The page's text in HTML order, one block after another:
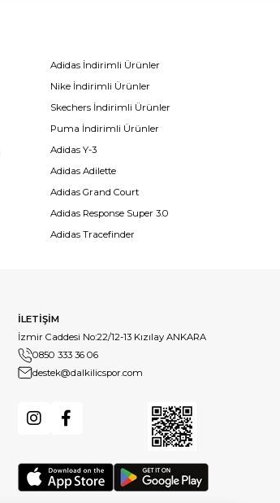
Adidas İndirimli Ürünler
Nike İndirimli Ürünler
Skechers İndirimli Ürünler
Puma İndirimli Ürünler
Adidas Y-3
Adidas Adilette
Adidas Grand Court
Adidas Response Super 3.0
Adidas Tracefinder
İLETİŞİM
İzmir Caddesi No:22/12-13 Kızılay ANKARA
0850 333 36 06
destek@dalkilicspor.com